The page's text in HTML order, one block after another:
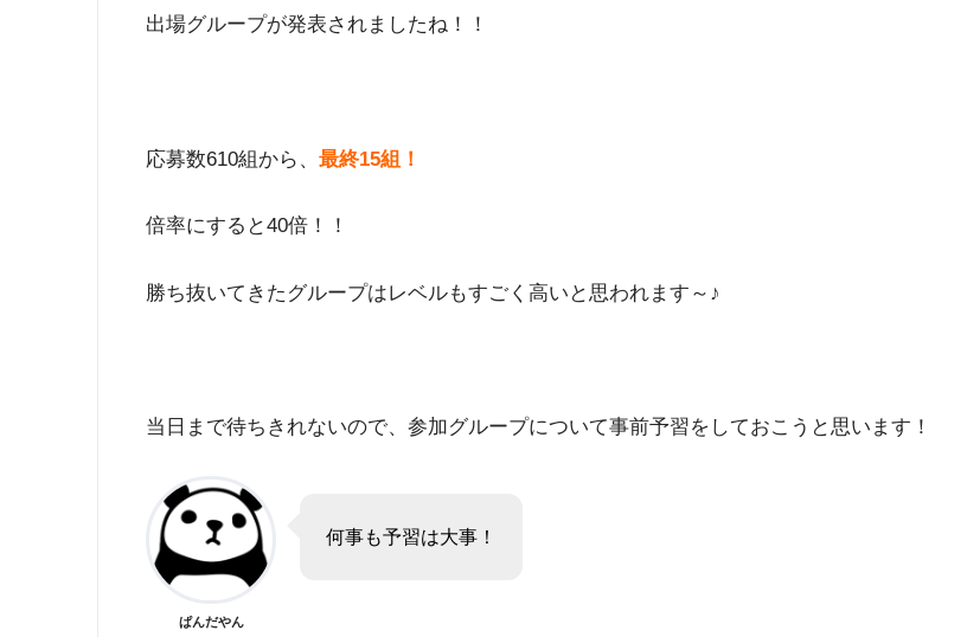
出場グループが発表されましたね！！
応募数610組から、 最終15組！
倍率にすると40倍！！
勝ち抜いてきたグループはレベルもすごく高いと思われます～♪
当日まで待ちきれないので、参加グループについて事前予習をしておこうと思います！
ぱんだやん
何事も予習は大事！